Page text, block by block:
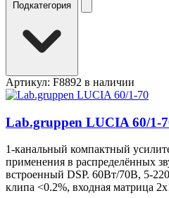
Подкатегория
Артикул: F8892 в наличии
Lab.gruppen LUCIA 60/1-
1-канальный компактный
применения в распределённых
встроенный DSP. 60Вт/70В, 5-
клипа <0.2%, входная матрица